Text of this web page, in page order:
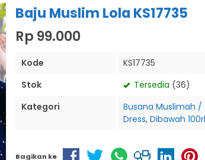
Baju Muslim Lola KS17735
Rp 99.000
Kode
KS17735
Stok
Tersedia (36)
Kategori
Busana Muslimah /
Dress, Dibawah
Bagikan ke